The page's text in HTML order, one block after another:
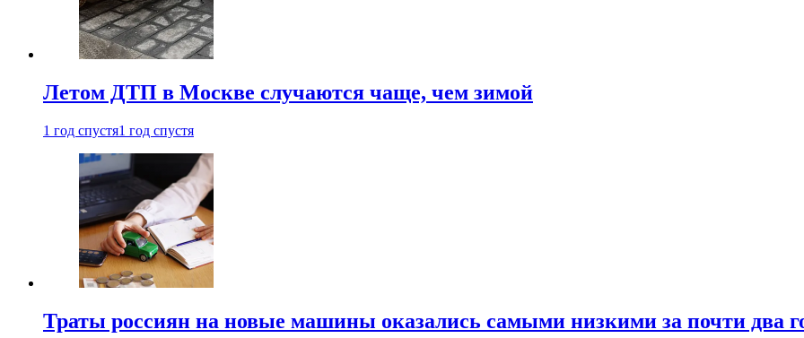
Летом ДТП в Москве случаются чаще, чем зимой
1 год спустя1 год спустя
Траты россиян на новые машины оказались самыми низкими за почти два